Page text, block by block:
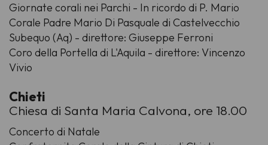
Giornate corali nei Parchi - In ricordo di P. Mario
Corale Padre Mario Di Pasquale di Castelvecchio
Subequo (Aq) - direttore: Giuseppe Ferroni
Coro della Portella di L'Aquila - direttore: Vincenzo
Vivio
Chieti
Chiesa di Santa Maria Calvona, ore 18.00
Concerto di Natale